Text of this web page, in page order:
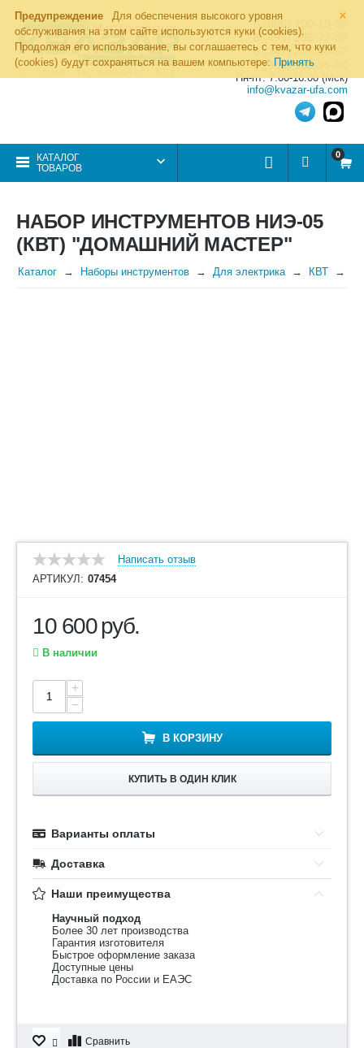
×
Предупреждение
Для обеспечения высокого уровня
обслуживания на этом сайте используются куки (cookies).
Продолжая его использование, вы соглашаетесь с тем, что куки
(cookies) будут сохраняться на вашем компьютере: Принять
8 (800) 700-19-50
8 (495) 255-77-08
8 (347) 225-00-52
8 (986) 963-95-80
Пн-пт: 7.00-16.00 (Мск)
info@kvazar-ufa.com
КАТАЛОГ
ТОВАРОВ
0
НАБОР ИНСТРУМЕНТОВ НИЭ-05
(КВТ) "ДОМАШНИЙ МАСТЕР"
Каталог Наборы инструментов Для электрика КВТ
Написать отзыв
АРТИКУЛ: 07454
10 600руб.
В наличии
+
−
В КОРЗИНУ
КУПИТЬ В ОДИН КЛИК
Варианты оплаты
Доставка
Наши преимущества
Научный подход
Более 30 лет производства
Гарантия изготовителя
Быстрое оформление заказа
Доступные цены
Доставка по России и ЕАЭС
Сравнить